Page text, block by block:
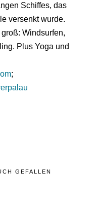
Schiffes, das
versenkt wurde.
Windsurfen,
Plus Yoga und
;
GEFALLEN